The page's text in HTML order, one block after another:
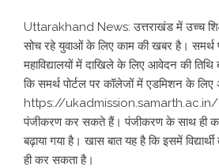
Uttarakhand News: उत्तराखंड में उच्च
सोच रहे युवाओं के लिए काम की खबर है। समर्थ
महाविद्यालयों में दाखिले के लिए आवेदन की तिथि
कि समर्थ पोर्टल पर कॉलेजों में एडमिशन के लिए
https://ukadmission.samarth.ac.in/
पंजीकरण कर सकते हैं। पंजीकरण के साथ ही
बढ़ाया गया है। खास बात यह है कि इसमें
ही कर सकता है।